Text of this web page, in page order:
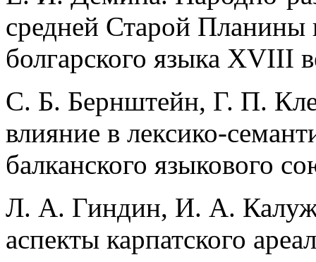
средней Старой Планины
болгарского языка ХVIII
С. Б. Бернштейн, Г. П.
влияние в лексико-
балканского языкового
Л. А. Гиндин, И. А.
аспекты карпатского